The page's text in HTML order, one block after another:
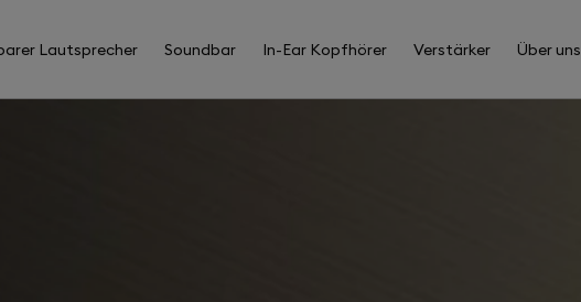
Lautsprecher Soundbar In-Ear Kopfhörer Verstärker Über uns